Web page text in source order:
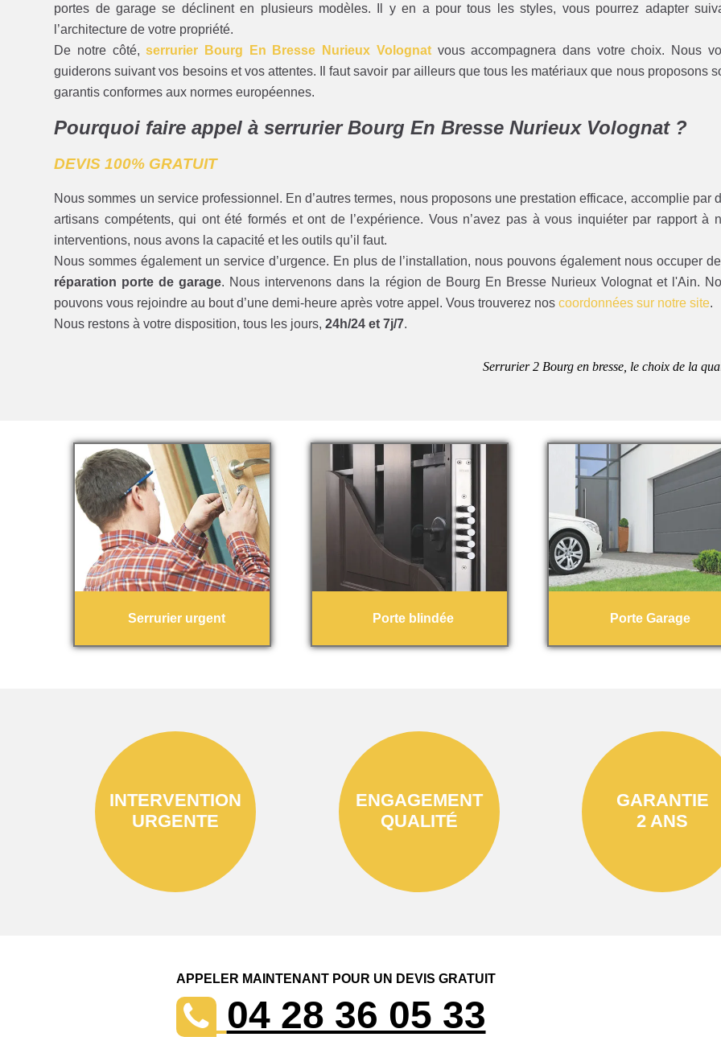
portes de garage se déclinent en plusieurs modèles. Il y en a pour tous les styles, vous pourrez adapter
l’architecture de votre propriété.
De notre côté,serrurier Bourg En Bresse Nurieux Volognatvous accompagnera dans votre choix. Nous
guiderons suivant vos besoins et vos attentes. Il faut savoir par ailleurs que tous les matériaux que nous proposons
garantis conformes aux normes européennes.
Pourquoi faire appel à serrurier Bourg En Bresse Nurieux Volognat ?
DEVIS 100% GRATUIT
Nous sommes un service professionnel. En d’autres termes, nous proposons une prestation efficace, accomplie par
artisans compétents, qui ont été formés et ont de l’expérience. Vous n’avez pas à vous inquiéter par rapport à
interventions, nous avons la capacité et les outils qu’il faut.
Nous sommes également un service d’urgence. En plus de l’installation, nous pouvons également nous occuper
réparation porte de garage. Nous intervenons dans la région de Bourg En Bresse Nurieux Volognat et l'Ain.
pouvons vous rejoindre au bout d’une demi-heure après votre appel. Vous trouverez noscoordonnées sur notre site.
Nous restons à votre disposition, tous les jours,24h/24 et 7j/7.
Serrurier 2 Bourg en bresse, le choix de la
Serrurier urgent Porte blindée Porte Garage
INTERVENTION
URGENTE
ENGAGEMENT
QUALITÉ
GARANTIE
2 ANS
APPELER MAINTENANT POUR UN DEVIS GRATUIT
04 28 36 05 33